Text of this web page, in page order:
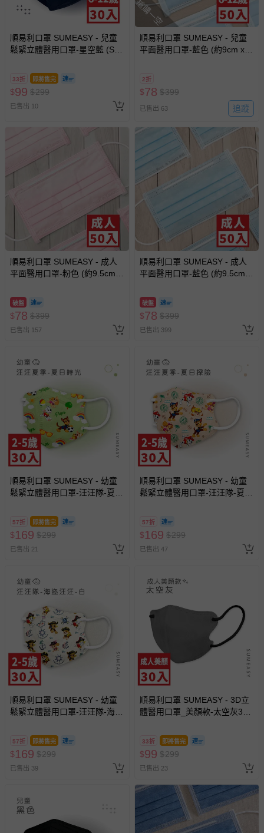
褲、紗布衣等）。
-接觸性孕哺產品（奶嘴、奶瓶、擠乳器、哺乳衣、托腹
帶束縛衣、餐搖椅等）。
-其他原廠盒裝商品封口處已貼上「不可拆封」，或具警
國際航空、客運、訂房等服務。
相關的退換貨辦理流程，可詳見：退換貨 & 退款問題
運送服務：目前提供的運送僅限台灣本島。如您位於離島地
區，可能會無法配送，或須依據商品需加收離島運費。廠商
亦保留出貨與否的權利。離島、偏遠地區、樓層親送等加價
費用，可能會另需加收。
商品實際的配達日期，可於訂單個人資料內的查詢訂單內，
已出貨通知之訊息為主。
如您收到商品，請依正常流程檢查是否完好，若商品遇瑕疵
情形，您可申請更換新品或退貨，請見： 退貨的辦理流程
若您對於會員帳號、商品訂購與資訊、購物流程、付款方
問，你可詳見：
媽咪愛客服中心。
預購商品：預購為海外同步代購，遇缺貨即會通知媽咪並協
助取消退款事宜。
會主動以簡訊及mail通知訂單取消事宜，並將提供適當補
償。
順易利口罩 SUMEASY - 兒童
鬆緊立體醫用口罩-星空藍 (S，
用)-30入
33折 即將售完
$99 $299
已售出 10
搶購一空
順易利口罩 SUMEASY - 兒童
平面醫用口罩-藍色 (約9cm x
2折
$78 $399
已售出 63 追蹤
順易利口罩 SUMEASY - 成人
平面醫用口罩-粉色 (約9.5cm x
破盤
$78 $399
已售出 157
順易利口罩 SUMEASY - 成人
平面醫用口罩-藍色 (約9.5cm x
破盤
$78 $399
已售出 399
順易利口罩 SUMEASY - 幼童
鬆緊立體醫用口罩-汪汪隊-夏日
5%，3-5歲適用)-30入
57折 即將售完
$169 $299
已售出 21
順易利口罩 SUMEASY - 幼童
鬆緊立體醫用口罩-汪汪隊-夏日
57折
$169 $299
已售出 47
順易利口罩 SUMEASY - 幼童
鬆緊立體醫用口罩-汪汪隊-海盜
11.2cm ± 5% ，3-5歲適用)-30
57折 即將售完
$169 $299
已售出 39
順易利口罩 SUMEASY - 3D立
體醫用口罩_美顏款-太空灰30
5% (M)。)
33折 即將售完
$99 $299
已售出 23